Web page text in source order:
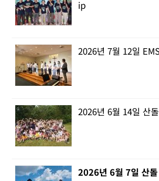
ip
2026년 7월 12일
2026년 6월 14일 산
2026년 6월 7일 산